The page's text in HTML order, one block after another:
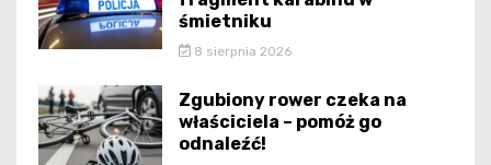
śmietniku
8 sierpnia 2026
Zgubiony rower czeka na
właściciela – pomóż go
odnaleźć!